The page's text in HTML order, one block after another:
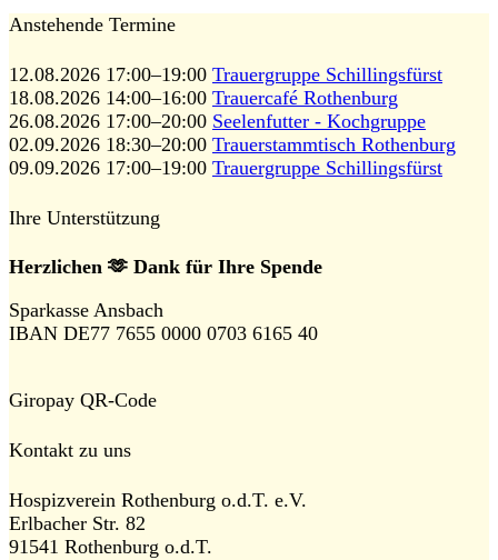
Anstehende Termine
12.08.2026 17:00–19:00 Trauergruppe Schillingsfürst
18.08.2026 14:00–16:00 Trauercafé Rothenburg
26.08.2026 17:00–20:00 Seelenfutter - Kochgruppe
02.09.2026 18:30–20:00 Trauerstammtisch Rothenburg
09.09.2026 17:00–19:00 Trauergruppe Schillingsfürst
Ihre Unterstützung
Herzlichen 🫶 Dank für Ihre Spende
Sparkasse Ansbach
IBAN DE77 7655 0000 0703 6165 40
Giropay QR-Code
Kontakt zu uns
Hospizverein Rothenburg o.d.T. e.V.
Erlbacher Str. 82
91541 Rothenburg o.d.T.